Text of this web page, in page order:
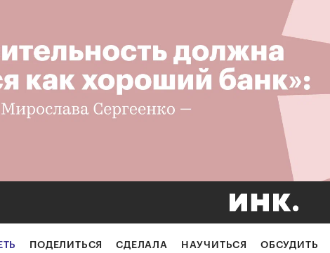
школы
ПОДЕЛИТЬСЯ СДЕЛАЛА НАУЧИТЬСЯ ОБСУДИТЬ